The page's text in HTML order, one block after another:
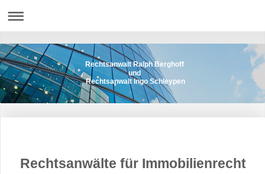
Rechtsanwalt Ralph Berghoff
und
Rechtsanwalt Ingo Schleypen
Rechtsanwälte für Immobilienrecht